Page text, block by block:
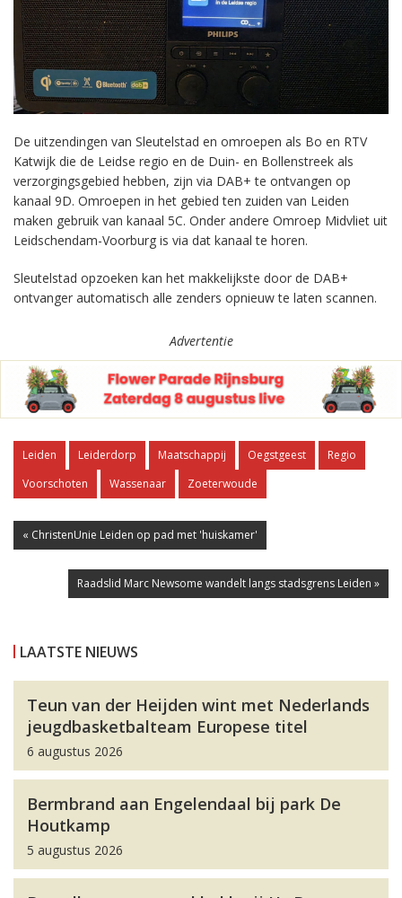
De uitzendingen van Sleutelstad en omroepen als Bo en RTV
Katwijk die de Leidse regio en de Duin- en Bollenstreek als
verzorgingsgebied hebben, zijn via DAB+ te ontvangen op
kanaal 9D. Omroepen in het gebied ten zuiden van Leiden
maken gebruik van kanaal 5C. Onder andere Omroep Midvliet uit
Leidschendam-Voorburg is via dat kanaal te horen.
Sleutelstad opzoeken kan het makkelijkste door de DAB+
ontvanger automatisch alle zenders opnieuw te laten scannen.
Advertentie
Leiden Leiderdorp Maatschappij Oegstgeest
Regio
Voorschoten
Wassenaar Zoeterwoude
« ChristenUnie Leiden op pad met 'huiskamer'
Raadslid Marc Newsome wandelt langs stadsgrens Leiden »
LAATSTE NIEUWS
Teun van der Heijden wint met Nederlands
jeugdbasketbalteam Europese titel
6 augustus 2026
Bermbrand aan Engelendaal bij park De
Houtkamp
5 augustus 2026